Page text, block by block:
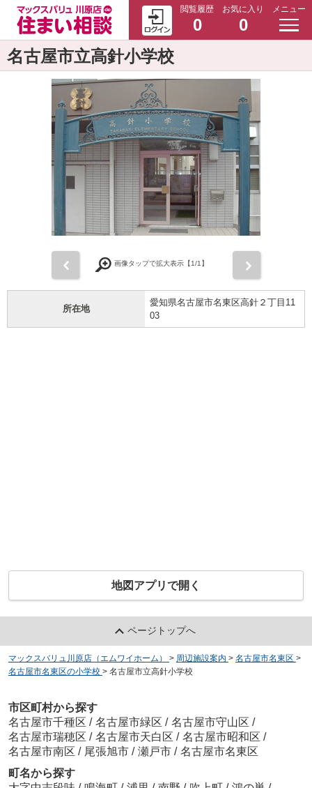
閲覧履歴
0
お気に入り
0
メニュー
名古屋市立高針小学校
画像タップで拡大表示【1/1】
所在地
愛知県名古屋市名東区高針２丁目11
03
地図アプリで開く
ページトップへ
マックスバリュ川原店（エムワイホーム） > 周辺施設案内 > 名古屋市名東区 >
名古屋市名東区の小学校 > 名古屋市立高針小学校
市区町村から探す
名古屋市千種区 / 名古屋市緑区 / 名古屋市守山区 /
名古屋市瑞穂区 / 名古屋市天白区 / 名古屋市昭和区 /
名古屋市南区 / 尾張旭市 / 瀬戸市 / 名古屋市名東区
町名から探す